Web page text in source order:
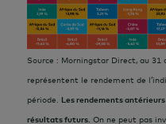
Source : Morningstar Direct, au 31
représentent le rendement de
période. Les rendements
résultats futurs. On ne peut pas